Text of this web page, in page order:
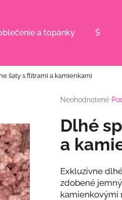
a topánky Šaty
šaty s flitrami a kamienkami
Priemerné
produktu
je
z
hviezdičiek.
Neohodnotené
Dlhé
a
Exkluzívne
zdobené
kamienkovými